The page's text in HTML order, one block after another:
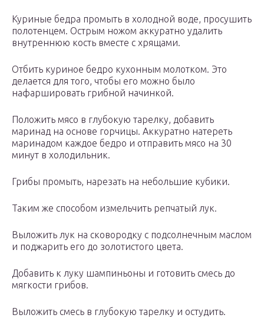
Куриные бедра промыть в холодной воде, просушить
полотенцем. Острым ножом аккуратно удалить
внутреннюю кость вместе с хрящами.
Отбить куриное бедро кухонным молотком. Это
делается для того, чтобы его можно было
нафаршировать грибной начинкой.
Положить мясо в глубокую тарелку, добавить
маринад на основе горчицы. Аккуратно натереть
маринадом каждое бедро и отправить мясо на 30
минут в холодильник.
Грибы промыть, нарезать на небольшие кубики.
Таким же способом измельчить репчатый лук.
Выложить лук на сковородку с подсолнечным маслом
и поджарить его до золотистого цвета.
Добавить к луку шампиньоны и готовить смесь до
мягкости грибов.
Выложить смесь в глубокую тарелку и остудить.